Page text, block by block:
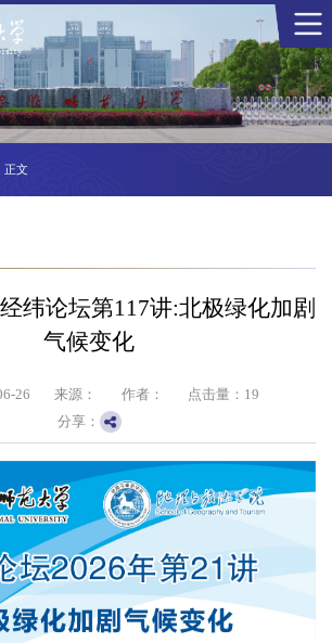
正文
纬论坛第117讲:北极绿化加剧
气候变化
26 来源： 作者： 点击量： 19
分享：